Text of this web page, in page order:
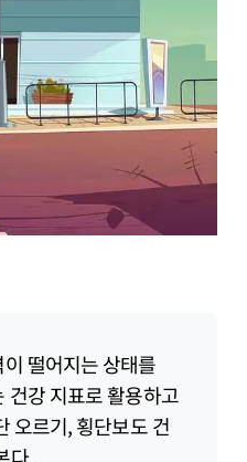
이 떨어지는 상태를
건강 지표로 활용하고
오르기, 횡단보도 건
다.